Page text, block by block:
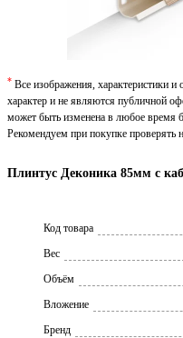
Плинтус Деконика 85мм с
Код товара
Вес
Объём
Вложение
Брeнд
* Все изображения, характеристики
характер и не являются публичной
может быть изменена в любое время
Рекомендуем при покупке проверять